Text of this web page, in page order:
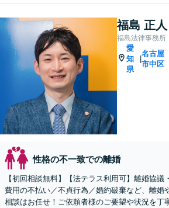
福島 正人
福島法律事務所
愛
知
県
名古屋
市中区
性格の不一致での離婚
【初回相談無料】【法テラス利用可】離婚協議
費用の不払い／不貞行為／婚約破棄など、離婚
相談はお任せ！ご依頼者様のご要望や状況を丁